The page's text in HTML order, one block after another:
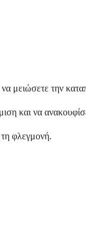
μειώσετε την
και να
φλεγμονή.